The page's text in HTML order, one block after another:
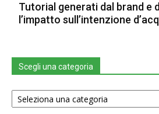
Tutorial generati dal brand e
l’impatto sull’intenzione
Scegli una categoria
Scegli
una